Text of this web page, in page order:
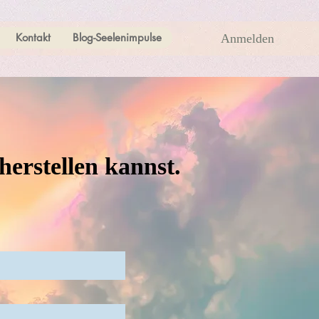
Kontakt Blog-Seelenimpulse Anmelden
kannst.